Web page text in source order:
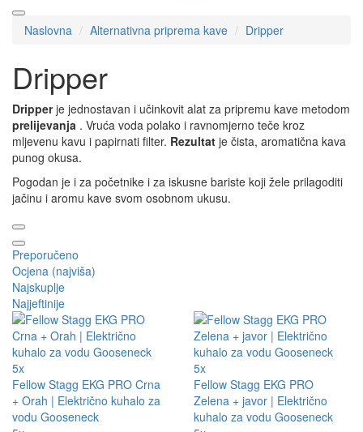
Naslovna Alternativna priprema kave Dripper
Dripper
Dripperje jednostavan i učinkovit alat za pripremu kave metodom
prelijevanja . Vruća voda polako i ravnomjerno teče kroz
mljevenu kavu i papirnati filter. Rezultat je čista, aromatična kava
punog okusa.
Pogodan je i za početnike i za iskusne bariste koji žele prilagoditi
jačinu i aromu kave svom osobnom ukusu.
Preporučeno
Ocjena (najviša)
Najskuplje
Najjeftinije
5x
Fellow Stagg EKG PRO Crna
+ Orah | Električno kuhalo za
vodu Gooseneck
5x
Fellow Stagg EKG PRO
Zelena + javor | Električno
kuhalo za vodu Gooseneck